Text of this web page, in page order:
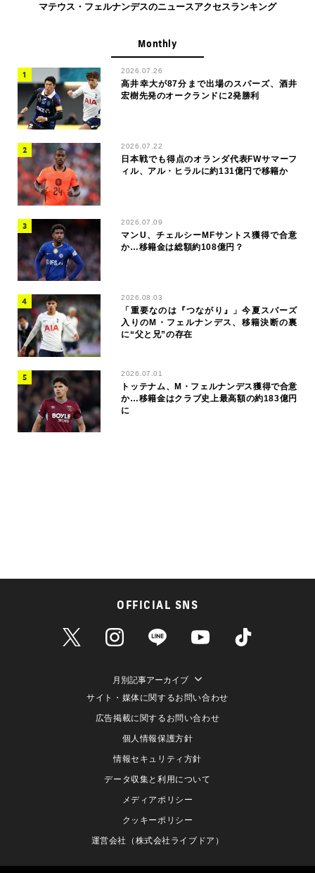
マテウス・フェルナンデスのニュースアクセスランキング
Monthly
2026.07.26
高井幸大が87分まで出場のスパーズ、酒井
宏樹先発のオークランドに2発勝利
2026.07.22
日本戦でも得点のオランダ代表FWサマーフ
ィル、アル・ヒラルに約131億円で移籍か
2026.07.09
マンU、チェルシーMFサントス獲得で合意
か…移籍金は総額約108億円？
2026.08.03
「重要なのは『つながり』」今夏スパーズ
入りのM・フェルナンデス、移籍決断の裏
に“父と兄”の存在
2026.07.01
トッテナム、M・フェルナンデス獲得で合意
か…移籍金はクラブ史上最高額の約183億円
に
OFFICIAL SNS
月別記事アーカイブ
サイト・媒体に関するお問い合わせ
広告掲載に関するお問い合わせ
個人情報保護方針
情報セキュリティ方針
データ収集と利用について
メディアポリシー
クッキーポリシー
運営会社（株式会社ライブドア）